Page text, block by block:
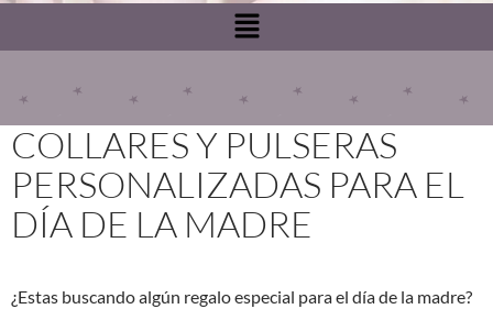
COLLARES Y PULSERAS
PERSONALIZADAS PARA EL
DÍA DE LA MADRE
¿Estas buscando algún regalo especial para el día de la madre?